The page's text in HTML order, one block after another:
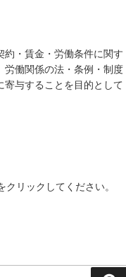
・賃金・労働条件に関す
労働関係の法・条例・制度
寄与することを目的として
クリックしてください。